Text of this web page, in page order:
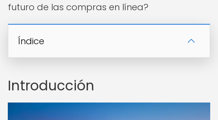
futuro de las compras en línea?
Índice
Introducción